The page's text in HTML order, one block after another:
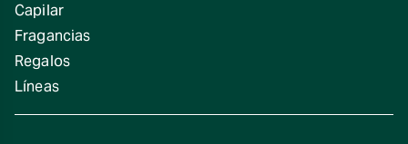
Capilar
Fragancias
Regalos
Líneas